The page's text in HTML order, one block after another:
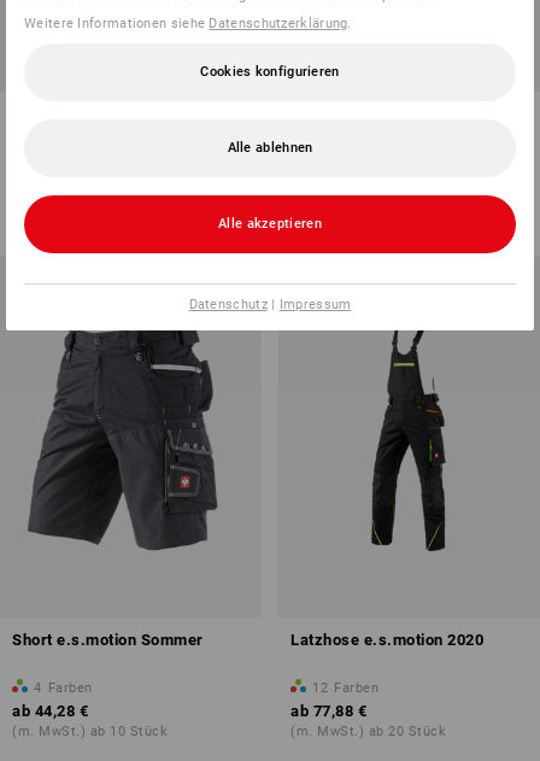
68,28 €
(m. MwSt.) ab 20 Stück
ab 53,88 €
(m. MwSt.) ab 10 Stück
Short e.s.motion Sommer
4 Farben
ab 44,28 €
(m. MwSt.) ab 10 Stück
Latzhose e.s.motion 2020
12 Farben
ab 77,88 €
(m. MwSt.) ab 20 Stück
Weitere Informationen siehe Datenschutzerklärung
Cookies konfigurieren
Alle ablehnen
Alle akzeptieren
Datenschutz| Impressum